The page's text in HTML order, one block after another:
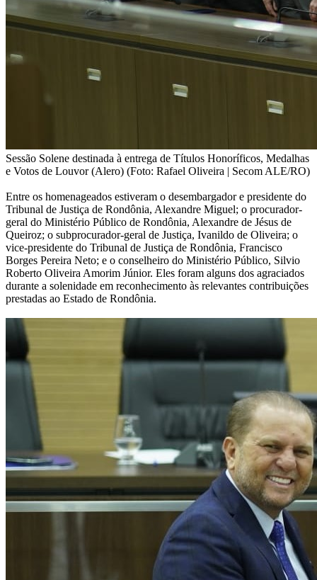
Sessão Solene destinada à entrega de Títulos Honoríficos, Medalhas
e Votos de Louvor (Alero) (Foto: Rafael Oliveira | Secom ALE/RO)
Entre os homenageados estiveram o desembargador e presidente do
Tribunal de Justiça de Rondônia, Alexandre Miguel; o procurador-
geral do Ministério Público de Rondônia, Alexandre de Jésus de
Queiroz; o subprocurador-geral de Justiça, Ivanildo de Oliveira; o
vice-presidente do Tribunal de Justiça de Rondônia, Francisco
Borges Pereira Neto; e o conselheiro do Ministério Público, Silvio
Roberto Oliveira Amorim Júnior. Eles foram alguns dos agraciados
durante a solenidade em reconhecimento às relevantes contribuições
prestadas ao Estado de Rondônia.